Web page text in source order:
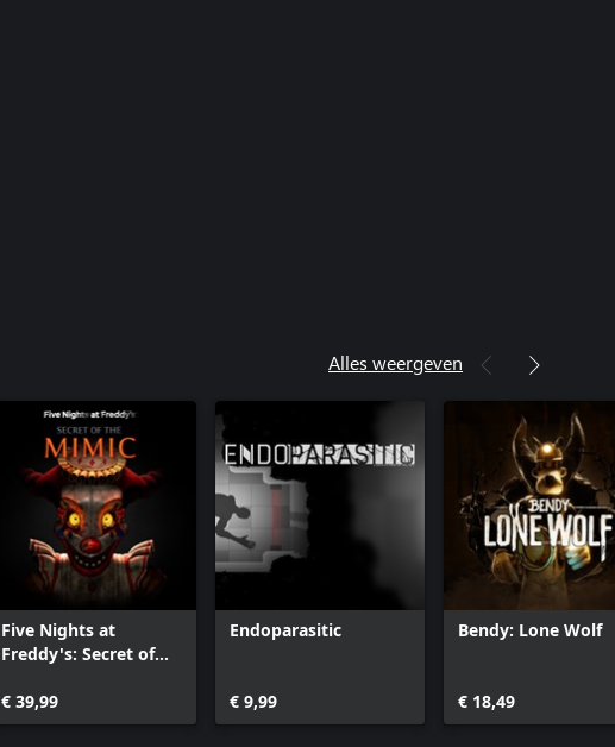
Alles weergeven
Five Nights at
Freddy's: Secret of
€ 39,99
Endoparasitic
€ 9,99
Bendy: Lone Wolf
€ 18,49